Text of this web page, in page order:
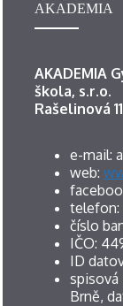
AKADEMIA
AKADEMIA
škola, s.r.o.
Rašelinová
e-mail:
web:
telefon:
číslo
IČO:
ID
spisová
Brně,